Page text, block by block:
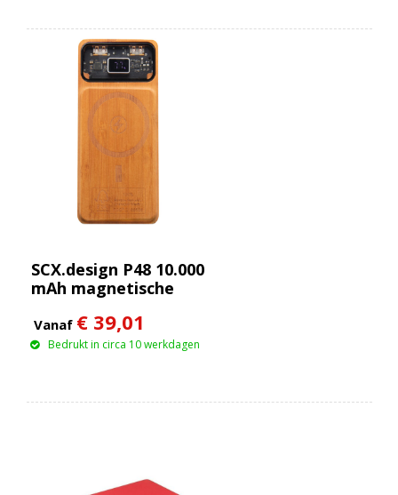
SCX.design P48 10.000
mAh magnetische
van 15 W
Vanaf € 39,01
Bedrukt in circa 10 werkdagen